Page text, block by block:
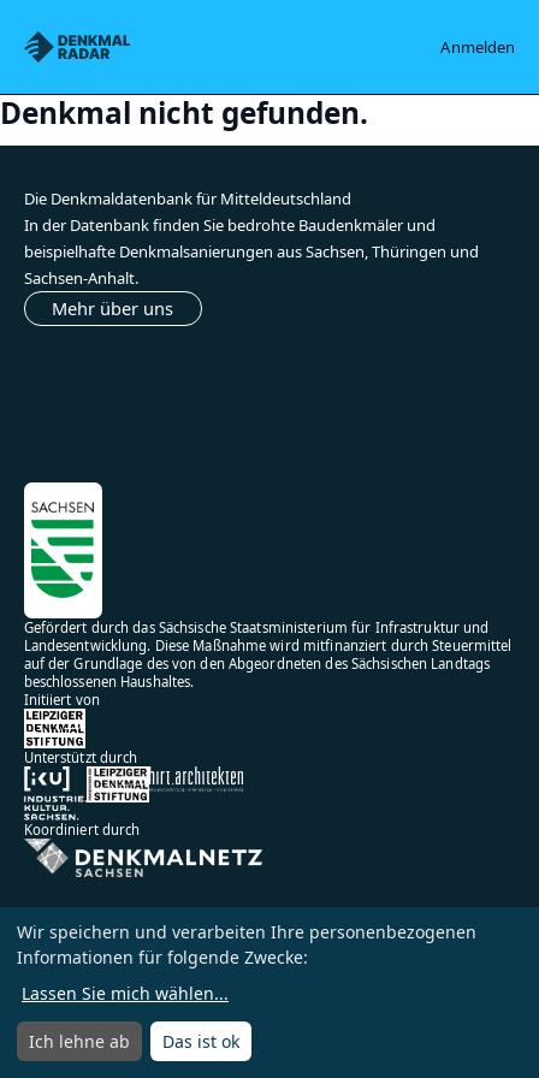
Denkmalradar Anmelden
Menü öffnen
Denkmal nicht gefunden.
Die Denkmaldatenbank für Mitteldeutschland
In der Datenbank finden Sie bedrohte Baudenkmäler und
beispielhafte Denkmalsanierungen aus Sachsen, Thüringen und
Sachsen-Anhalt.
Mehr über uns
Gefördert durch das Sächsische Staatsministerium für Infrastruktur und
Landesentwicklung. Diese Maßnahme wird mitfinanziert durch Steuermittel
auf der Grundlage des von den Abgeordneten des Sächsischen Landtags
beschlossenen Haushaltes.
Initiiert von
Unterstützt durch
Koordiniert durch
Impressum
Datenschutz
Wir speichern und verarbeiten Ihre personenbezogenen
Informationen für folgende Zwecke:
Lassen Sie mich wählen...
Ich lehne ab Das ist ok